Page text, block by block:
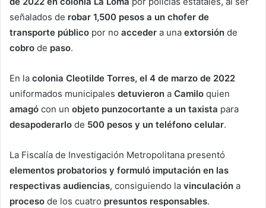
señalados de robar 1,500 pesos a un chofer de
transporte público por no acceder a una extorsión de
cobro de paso.
En la colonia Cleotilde Torres, el 4 de marzo de 2022
uniformados municipales detuvieron a Camilo quien
amagó con un objeto punzocortante a un taxista para
desapoderarlo de 500 pesos y un teléfono celular.
La Fiscalía de Investigación Metropolitana presentó
elementos probatorios y formuló imputación en las
respectivas audiencias, consiguiendo la vinculación a
proceso de los cuatro presuntos responsables.